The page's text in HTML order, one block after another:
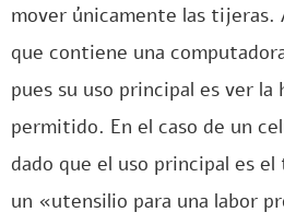
mover únicamente las tijeras.
que contiene una
pues su uso principal es ver la
permitido. En el caso de un
dado que el uso principal es
un «utensilio para una labor